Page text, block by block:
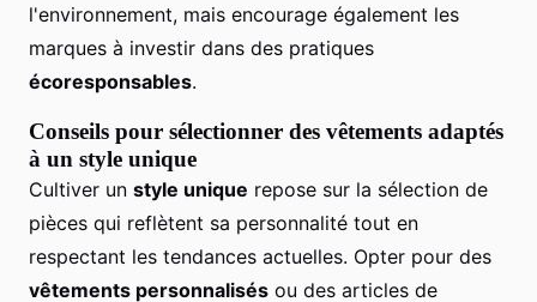
l'environnement, mais encourage également les
marques à investir dans des pratiques
écoresponsables.
Conseils pour sélectionner des vêtements adaptés
à un style unique
Cultiver un style unique repose sur la sélection de
pièces qui reflètent sa personnalité tout en
respectant les tendances actuelles. Opter pour des
vêtements personnalisés ou des articles de